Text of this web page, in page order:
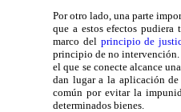
Por otro lado, una parte
que a estos efectos
marco del principio de
principio de no intervención.
el que se conecte alcance
dan lugar a la aplicación
común por evitar la
determinados bienes.